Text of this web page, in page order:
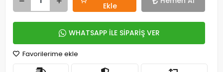
Ekle
WHATSAPP İLE SİPARİŞ VER
Favorilerime ekle